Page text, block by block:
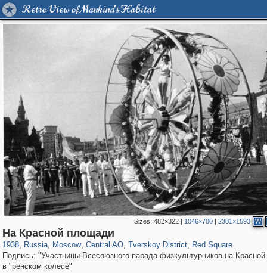
Retro View of Mankind's Habitat
Sizes: 482×322| 1046×700| 2381×1593 W
На Красной площади
1938, Russia
1,407,363 29,248
, Moscow
319,882 8,286
, Central AO
160,021 5,916
, Tverskoy District
53,055
, Red Square
Подпись: "Участницы Всесоюзного парада физкультурников на
в "ренском колесе"